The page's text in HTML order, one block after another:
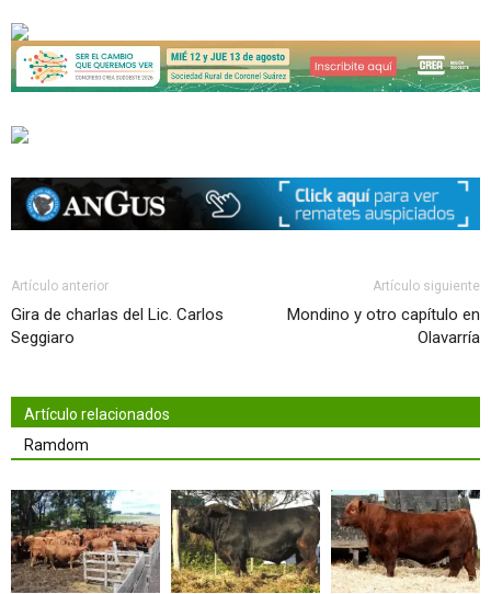
Artículo anterior
Gira de charlas del Lic. Carlos
Seggiaro
Artículo siguiente
Mondino y otro capítulo en
Olavarría
Artículo relacionados
Ramdom